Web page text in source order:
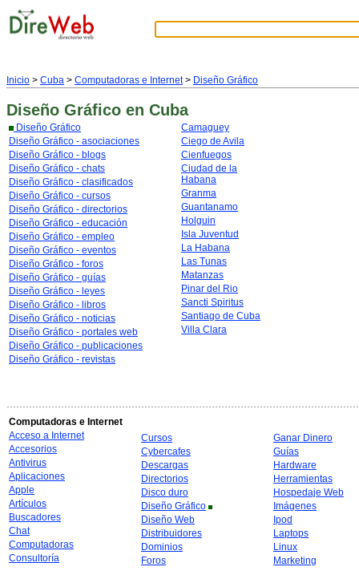
Inicio > Cuba > Computadoras e Internet> Diseño Gráfico
Diseño Gráfico en Cuba
Diseño Gráfico
Diseño Gráfico - asociaciones
Diseño Gráfico - blogs
Diseño Gráfico - chats
Diseño Gráfico - clasificados
Diseño Gráfico - cursos
Diseño Gráfico - directorios
Diseño Gráfico - educación
Diseño Gráfico - empleo
Diseño Gráfico - eventos
Diseño Gráfico - foros
Diseño Gráfico - guías
Diseño Gráfico - leyes
Diseño Gráfico - libros
Diseño Gráfico - noticias
Diseño Gráfico - portales web
Diseño Gráfico - publicaciones
Diseño Gráfico - revistas
Camaguey
Ciego de Avila
Cienfuegos
Ciudad de la
Habana
Granma
Guantanamo
Holguin
Isla Juventud
La Habana
Las Tunas
Matanzas
Pinar del Rio
Sancti Spiritus
Santiago de Cuba
Villa Clara
Computadoras e Internet
Acceso a Internet
Accesorios
Antivirus
Aplicaciones
Apple
Artículos
Buscadores
Chat
Computadoras
Consultoría
Cursos
Cybercafes
Descargas
Directorios
Disco duro
Diseño Gráfico
Diseño Web
Distribuidores
Dominios
Foros
Ganar Dinero
Guías
Hardware
Herramientas
Hospedaje Web
Imágenes
Ipod
Laptops
Linux
Marketing